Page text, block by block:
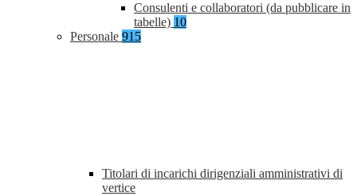
Consulenti e collaboratori (da pubblicare in
tabelle) 10
Personale 915
Titolari di incarichi dirigenziali amministrativi di
vertice